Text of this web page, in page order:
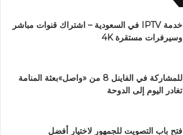
خدمة IPTV في السعودية – اشتراك قنوات مباشر
وسيرفرات مستقرة 4K
للمشاركة في الفاينل 8 من «واصل»بعثة المنامة
تغادر اليوم إلى الدوحة
فتح باب التصويت للجمهور لاختيار أفضل